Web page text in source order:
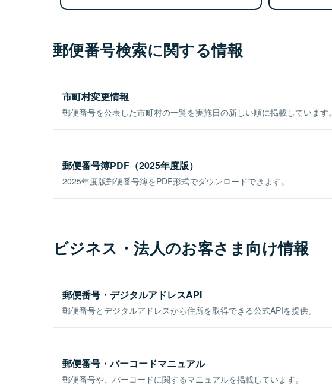
郵便番号検索に関する情報
市町村変更情報
郵便番号を公表した市町村の一覧を実施日の新しい順に掲載しています。
郵便番号簿PDF（2025年度版）
2025年度版郵便番号簿をPDF形式でダウンロードできます。
ビジネス・法人のお客さま向け情報
郵便番号・デジタルアドレスAPI
郵便番号とデジタルアドレスから住所を取得できる公式APIを提供。
郵便番号・バーコードマニュアル
郵便番号や、バーコードに関するマニュアルを掲載しています。